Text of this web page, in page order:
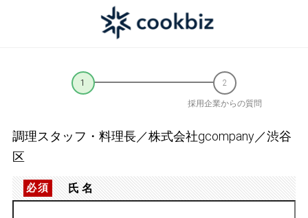
採用企業からの質問
調理スタッフ・料理長／株式会社gcompany／渋谷
区
必須 氏名